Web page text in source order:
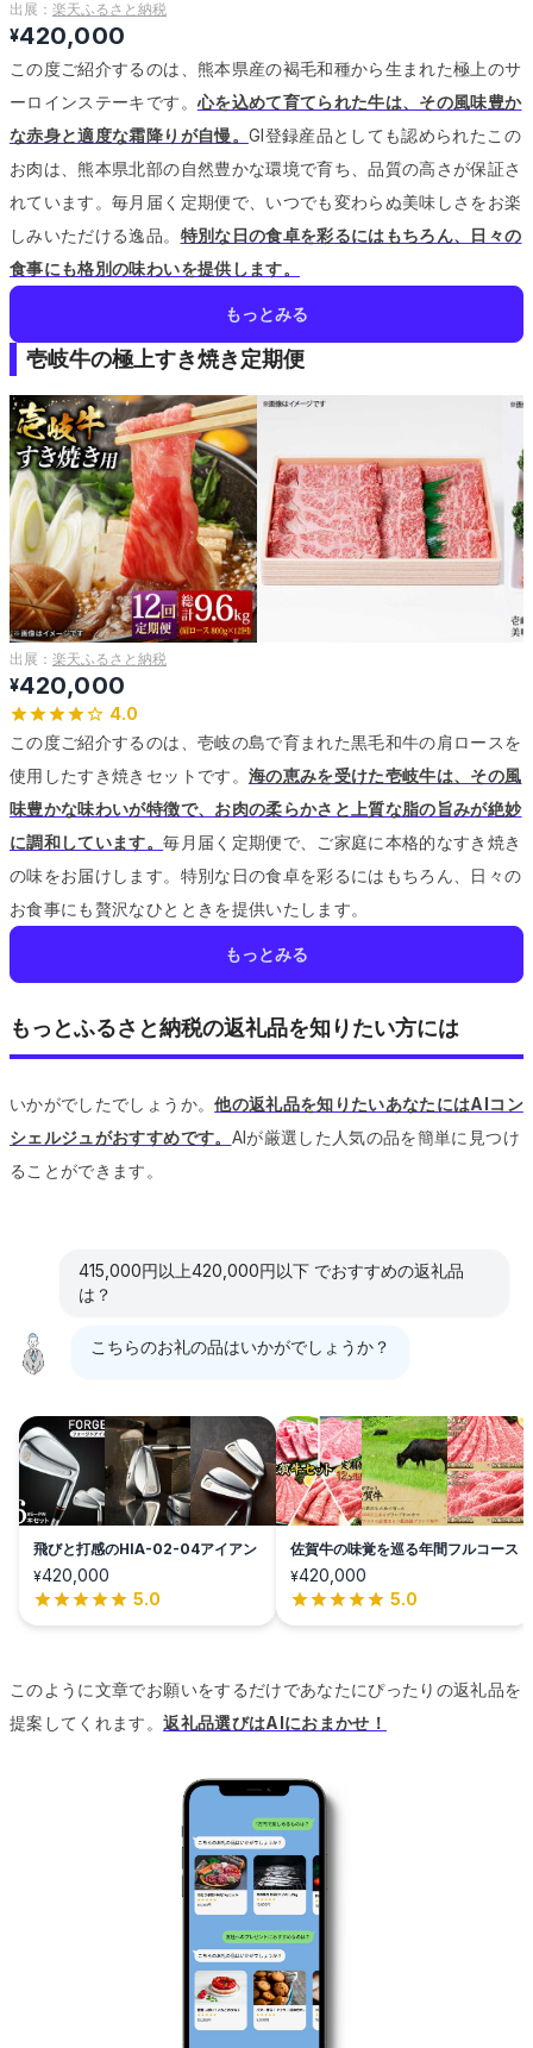
出展： 楽天ふるさと納税
¥420,000
この度ご紹介するのは、熊本県産の褐毛和種から生まれた極上のサ
ーロインステーキです。 心を込めて育てられた牛は、その風味豊か
な赤身と適度な霜降りが自慢。 GI登録産品としても認められたこの
お肉は、熊本県北部の自然豊かな環境で育ち、品質の高さが保証さ
れています。毎月届く定期便で、いつでも変わらぬ美味しさをお楽
しみいただける逸品。 特別な日の食卓を彩るにはもちろん、日々の
食事にも格別の味わいを提供します。
もっとみる
壱岐牛の極上すき焼き定期便
出展： 楽天ふるさと納税
¥420,000
4.0
この度ご紹介するのは、壱岐の島で育まれた黒毛和牛の肩ロースを
使用したすき焼きセットです。 海の恵みを受けた壱岐牛は、その風
味豊かな味わいが特徴で、お肉の柔らかさと上質な脂の旨みが絶妙
に調和しています。毎月届く定期便で、ご家庭に本格的なすき焼き
の味をお届けします。 特別な日の食卓を彩るにはもちろん、日々の
お食事にも贅沢なひとときを提供いたします。
もっとみる
もっとふるさと納税の返礼品を知りたい方には
いかがでしたでしょうか。他の返礼品を知りたいあなたにはAIコン
シェルジュがおすすめです。 AIが厳選した人気の品を簡単に見つけ
ることができます。
415,000円以上420,000円以下 でおすすめの返礼品
は？
こちらのお礼の品はいかがでしょうか？
飛びと打感のHIA-02-04アイアン
¥420,000
5.0
佐賀牛の味覚を巡る年間フルコース
¥420,000
5.0
このように文章でお願いをするだけであなたにぴったりの返礼品を
提案してくれます。返礼品選びはAIにおまかせ！